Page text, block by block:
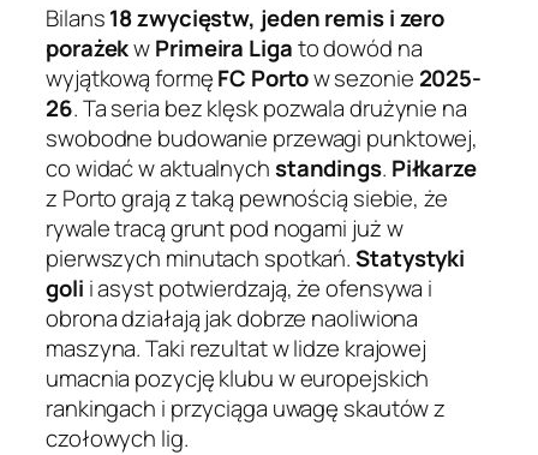
Bilans18 zwycięstw, jeden remis i zero
porażekwPrimeira Ligato dowód na
wyjątkową formęFC Portow sezonie 2025-
26. Ta seria bez klęsk pozwala drużynie na
swobodne budowanie przewagi punktowej,
co widać w aktualnychstandings. Piłkarze
z Porto grają z taką pewnością siebie, że
rywale tracą grunt pod nogami już w
pierwszych minutach spotkań.Statystyki
goli i asyst potwierdzają, że ofensywa i
obrona działają jak dobrze naoliwiona
maszyna. Taki rezultat w lidze krajowej
umacnia pozycję klubu w europejskich
rankingach i przyciąga uwagę skautów z
czołowych lig.